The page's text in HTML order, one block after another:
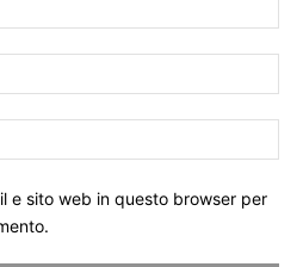
e sito web in questo browser per